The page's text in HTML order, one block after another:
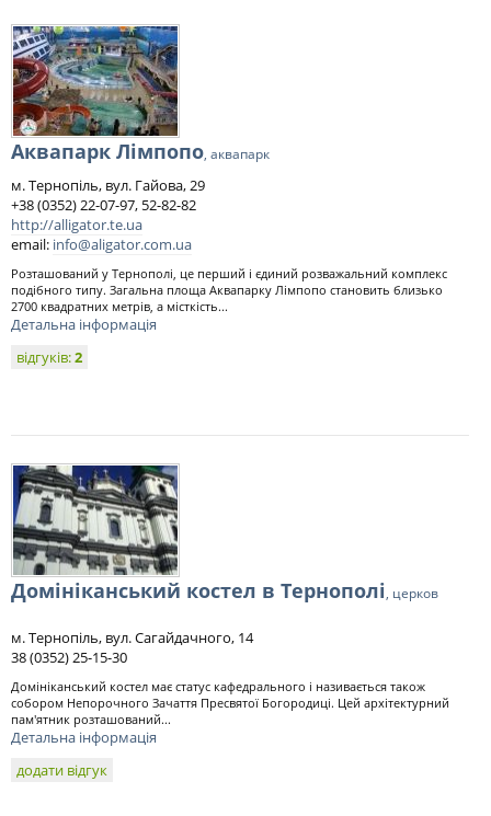
Аквапарк Лімпопо, аквапарк
м. Тернопіль, вул. Гайова, 29
+38 (0352) 22-07-97, 52-82-82
http://alligator.te.ua
email: info@aligator.com.ua
Розташований у Тернополі, це перший і єдиний розважальний комплекс
подібного типу. Загальна площа Аквапарку Лімпопо становить близько
2700 квадратних метрів, а місткість...
Детальна інформація
відгуків:2
Домініканський костел в Тернополі, церков
м. Тернопіль, вул. Сагайдачного, 14
38 (0352) 25-15-30
Домініканський костел має статус кафедрального і називається також
собором Непорочного Зачаття Пресвятої Богородиці. Цей архітектурний
пам'ятник розташований...
Детальна інформація
додати відгук